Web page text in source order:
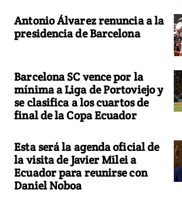
Antonio Álvarez renuncia a la
presidencia de Barcelona
Barcelona SC vence por la
mínima a Liga de Portoviejo y
se clasifica a los cuartos de
final de la Copa Ecuador
Esta será la agenda oficial de
la visita de Javier Milei a
Ecuador para reunirse con
Daniel Noboa